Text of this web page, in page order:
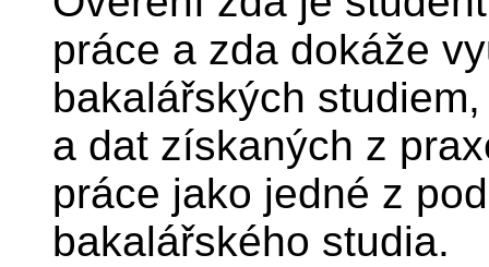
práce a zda dokáže
bakalářských
a dat získaných z
práce jako jedné z
bakalářského studia.